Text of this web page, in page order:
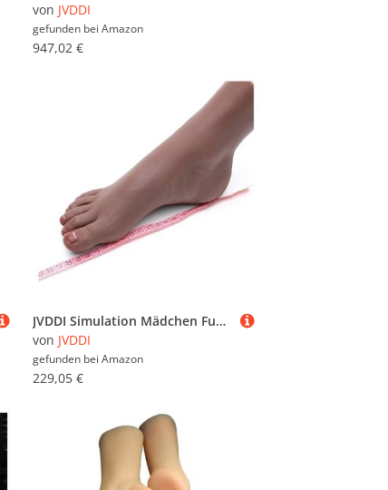
von JVDDI
gefunden bei Amazon
947,02 €
JVDDI Simulation Mädchen Fuß Modell Echte Haut Klon Nail Art Tattoo Bein Schießen Display Requisiten Medizinische Malerei Lehre Strümpfe ZH3301(TG Toes Bone,1 Pair of feet)
von JVDDI
gefunden bei Amazon
229,05 €